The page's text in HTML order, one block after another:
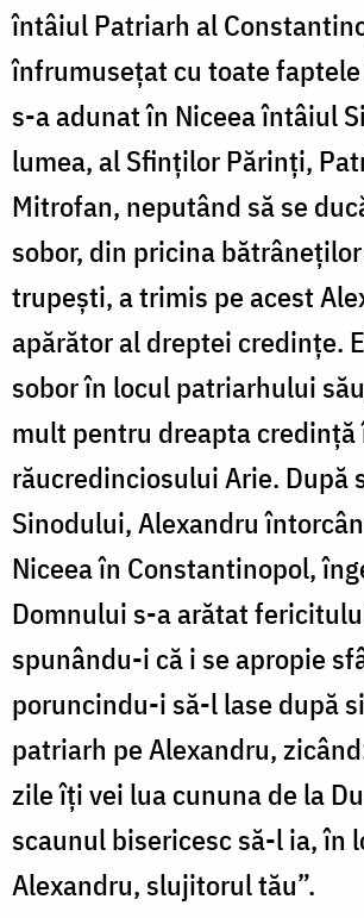
întâiul Patriarh al
înfrumusețat cu toate faptele
s-a adunat în Niceea întâiul
lumea, al Sfinților Părinți,
Mitrofan, neputând să se
sobor, din pricina
trupești, a trimis pe acest
apărător al dreptei credințe.
sobor în locul patriarhului
mult pentru dreapta
răucredinciosului Arie. După
Sinodului, Alexandru
Niceea în Constantinopol,
Domnului s-a arătat
spunându-i că i se apropie
poruncindu-i să-l lase după
patriarh pe Alexandru,
zile îți vei lua cununa de la
scaunul bisericesc să-l ia, în
Alexandru, slujitorul tău”.